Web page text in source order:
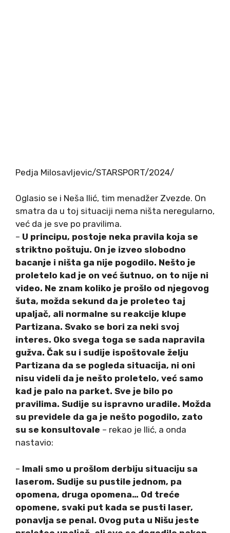
Pedja Milosavljevic/STARSPORT/2024/
Oglasio se i Neša Ilić, tim menadžer Zvezde. On
smatra da u toj situaciji nema ništa neregularno,
već da je sve po pravilima.
– U principu, postoje neka pravila koja se
striktno poštuju. On je izveo slobodno
bacanje i ništa ga nije pogodilo. Nešto je
proletelo kad je on već šutnuo, on to nije ni
video. Ne znam koliko je prošlo od njegovog
šuta, možda sekund da je proleteo taj
upaljač, ali normalne su reakcije klupe
Partizana. Svako se bori za neki svoj
interes. Oko svega toga se sada napravila
gužva. Čak su i sudije ispoštovale želju
Partizana da se pogleda situacija, ni oni
nisu videli da je nešto proletelo, već samo
kad je palo na parket. Sve je bilo po
pravilima. Sudije su ispravno uradile. Možda
su previdele da ga je nešto pogodilo, zato
su se konsultovale – rekao je Ilić, a onda
nastavio:
– Imali smo u prošlom derbiju situaciju sa
laserom. Sudije su pustile jednom, pa
opomena, druga opomena… Od treće
opomene, svaki put kada se pusti laser,
ponavlja se penal. Ovog puta u Nišu jeste